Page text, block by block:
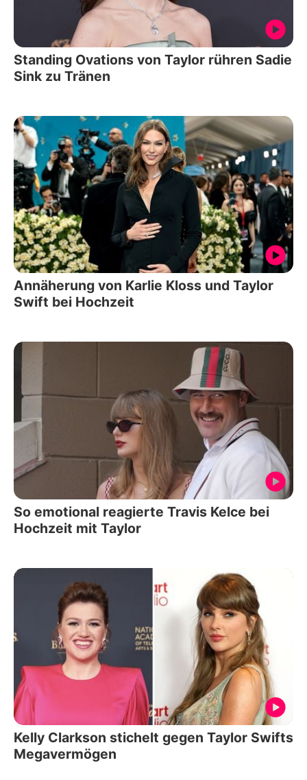
Standing Ovations von Taylor rühren Sadie
Sink zu Tränen
Annäherung von Karlie Kloss und Taylor
Swift bei Hochzeit
So emotional reagierte Travis Kelce bei
Hochzeit mit Taylor
Kelly Clarkson stichelt gegen Taylor Swifts
Megavermögen